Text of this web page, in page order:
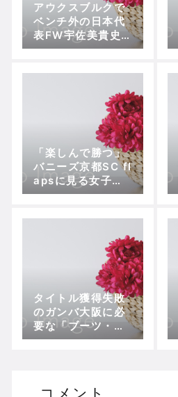
アウクスブルクで
ベンチ外の日本代
表FW宇佐美貴史は
超リアリストな
督」に評価されな
「楽しんで勝つ」
バニーズ京都SC fl
apsに見る女子サ
ッカーの型
タイトル獲得失敗
のガンバ大阪に必
要な「ブーツ・ル
ーム」の伝統と意
コメント